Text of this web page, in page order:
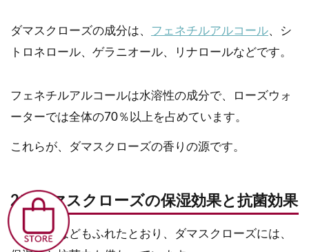
ダマスクローズの成分は、 フェネチルアルコール、シ
トロネロール、ゲラニオール、リナロールなどです。
フェネチルアルコールは水溶性の成分で、ローズウォ
ーターでは全体の70％以上を占めています。
これらが、ダマスクローズの香りの源です。
2）ダマスクローズの保湿効果と抗菌効果
また、先ほどもふれたとおり、ダマスクローズには、